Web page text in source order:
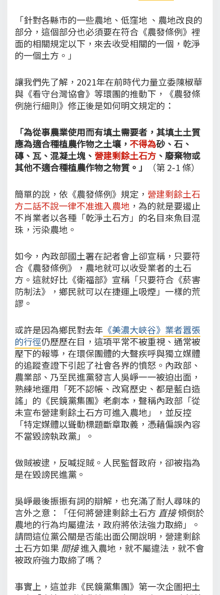
「針對各縣市的一些農地、低窪地 、農地改良的
部分，這個部分也必須要在符合《農發條例》裡
面的相關規定以下，來去收受相關的一個，乾淨
的一個土方。」
讓我們先了解，2021年在前時代力量立委陳椒華
與《看守台灣協會》等環團的推動下，《農發條
例施行細則》修正後是如何明文規定的：
「為從事農業使用而有填土需要者，其填土土質
應為適合種植農作物之土壤， 不得為砂、石、
磚、瓦、混凝土塊、 營建剩餘土石方 、廢棄物或
其他不適合種植農作物之物質。」
（第 2-1 條）
簡單的說，依《農發條例》規定， 營建剩餘土石
方二話不說一律不准進入農地 ，為的就是要遏止
不肖業者以各種「乾淨土石方」的名目來魚目混
珠，污染農地。
如今，內政部國土署在記者會上卻宣稱，只要符
合《農發條例》，農地就可以收受業者的土石
方。這就好比《衛福部》宣稱「只要符合《菸害
防制法》，鄉民就可以在捷運上吸煙」一樣的荒
謬。
或許是因為鄉民對去年 《美濃大峽谷》業者囂張
的行徑仍歷歷在目，這項平常不被重視、通常被
壓下的報導，在環保團體的大聲疾呼與獨立媒體
的追蹤查證下引起了社會各界的憤怒。內政部、
農業部、乃至民進黨發言人吳崢一一被迫出面，
熟練地運用「死不認帳、改寫歷史、都是藍白造
謠」的《民鏡黨集團》老劇本，聲稱內政部「從
未宣布營建剩餘土石方可進入農地」，並反控
「特定媒體以聳動標題斷章取義，憑藉偏誤內容
不當毀謗執政黨」。
做賊被逮，反喊捉賊。人民監督政府，卻被指為
是在毀謗民進黨。
吳崢最後振振有詞的辯解，也充滿了耐人尋味的
言外之意：「任何將營建剩餘土石方 直接傾倒於
農地的行為均屬違法，政府將依法強力取締」。
請問這位黨公關是否能出面公開說明，營建剩餘
土石方如果 間接進入農地，就不屬違法，就不會
被政府強力取締了嗎？
事實上，這並非《民鏡黨集團》第一次企圖把土